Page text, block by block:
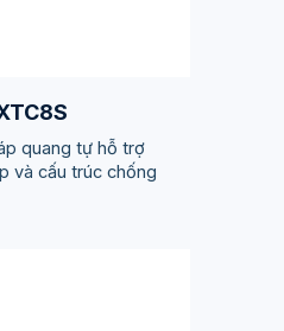
quang tự hỗ trợ
và cấu trúc chống